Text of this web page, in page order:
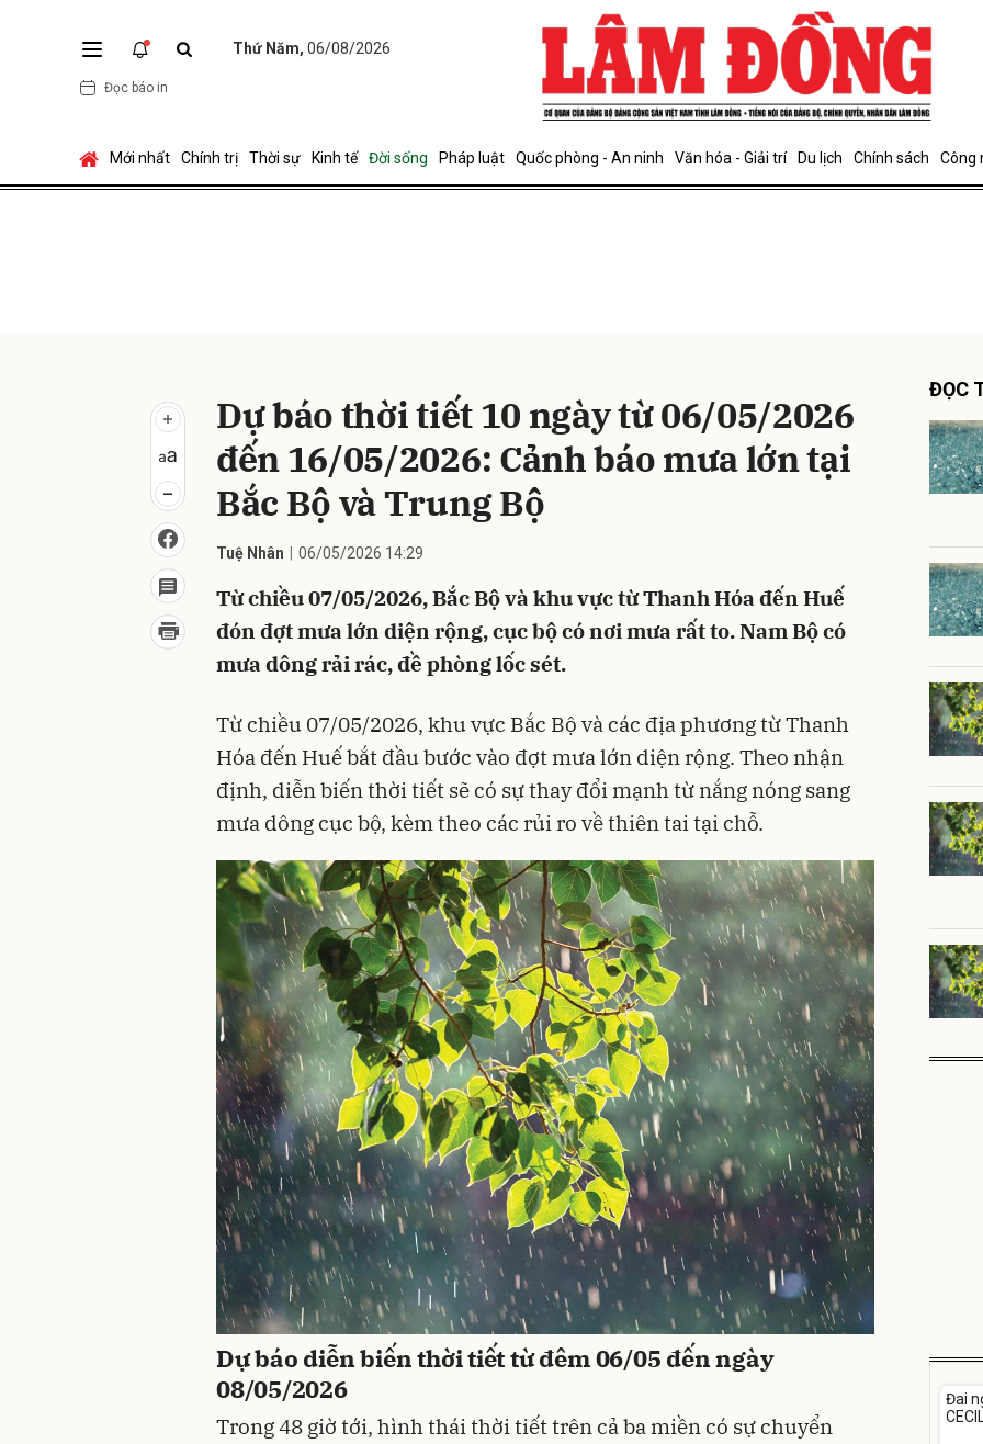
Thứ Năm, 06/08/2026
Đọc báo in
Mới nhất Chính trị Thời sự Kinh tế Đời sống Pháp luật Quốc phòng - An ninh Văn hóa - Giải trí Du lịch Chính sách Công
Dự báo thời tiết 10 ngày từ 06/05/2026
đến 16/05/2026: Cảnh báo mưa lớn tại
Bắc Bộ và Trung Bộ
Tuệ Nhân 06/05/2026 14:29
Từ chiều 07/05/2026, Bắc Bộ và khu vực từ Thanh Hóa đến Huế
đón đợt mưa lớn diện rộng, cục bộ có nơi mưa rất to. Nam Bộ có
mưa dông rải rác, đề phòng lốc sét.
Từ chiều 07/05/2026, khu vực Bắc Bộ và các địa phương từ Thanh
Hóa đến Huế bắt đầu bước vào đợt mưa lớn diện rộng. Theo nhận
định, diễn biến thời tiết sẽ có sự thay đổi mạnh từ nắng nóng sang
mưa dông cục bộ, kèm theo các rủi ro về thiên tai tại chỗ.
Dự báo diễn biến thời tiết từ đêm 06/05 đến ngày
08/05/2026
Trong 48 giờ tới, hình thái thời tiết trên cả ba miền có sự chuyển
ĐỌC
Đai
Gửi bình luận